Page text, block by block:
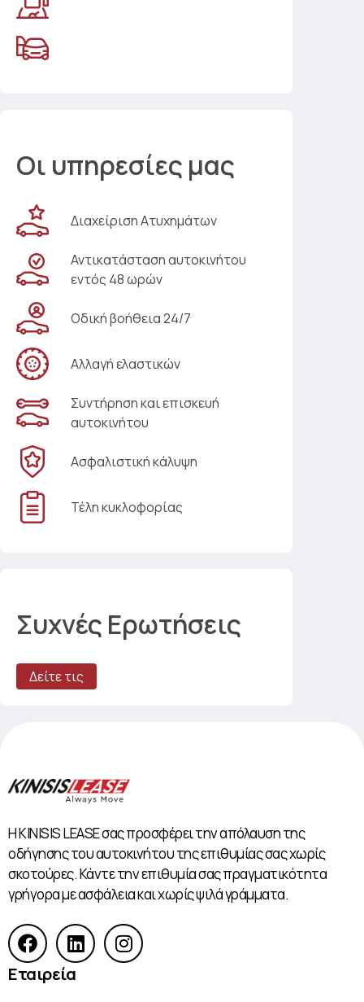
Οι υπηρεσίες μας
Διαχείριση Ατυχημάτων
Αντικατάσταση αυτοκινήτου
εντός 48 ωρών
Οδική βοήθεια 24/7
Αλλαγή ελαστικών
Συντήρηση και επισκευή
αυτοκινήτου
Ασφαλιστική κάλυψη
Τέλη κυκλοφορίας
Συχνές Ερωτήσεις
Δείτε τις
Η KINISIS LEASE σας προσφέρει την απόλαυση της
οδήγησης του αυτοκινήτου της επιθυμίας σας χωρίς
σκοτούρες. Κάντε την επιθυμία σας πραγματικότητα
γρήγορα με ασφάλεια και χωρίς ψιλά γράμματα.
Εταιρεία